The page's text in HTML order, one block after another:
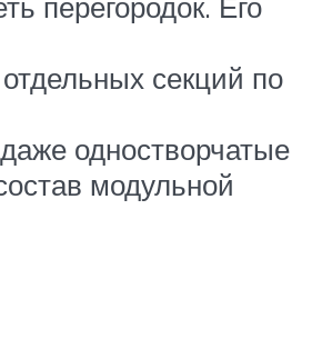
секций по
одностворчатые
модульной